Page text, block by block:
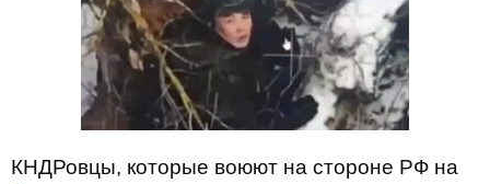
КНДРовцы, которые воюют на стороне РФ на